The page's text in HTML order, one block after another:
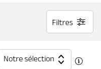
Filtres
Notre sélection